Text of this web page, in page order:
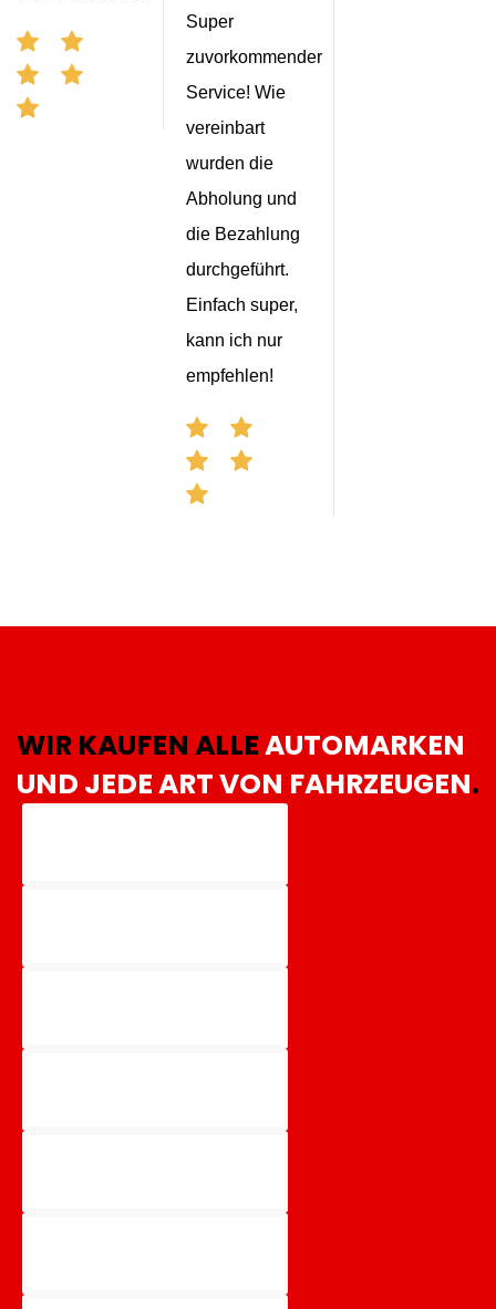
Super
zuvorkommender
Service! Wie
vereinbart
wurden die
Abholung und
die Bezahlung
durchgeführt.
Einfach super,
kann ich nur
empfehlen!
WIR KAUFEN ALLEAUTOMARKEN
UND JEDE ART VON FAHRZEUGEN.